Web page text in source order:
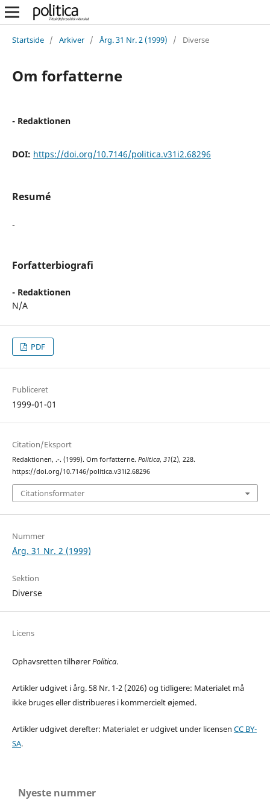
Startside / Arkiver / Årg. 31 Nr. 2 (1999) / Diverse
Om forfatterne
- Redaktionen
DOI: https://doi.org/10.7146/politica.v31i2.68296
Resumé
-
Forfatterbiografi
- Redaktionen
N/A
PDF
Publiceret
1999-01-01
Citation/Eksport
Redaktionen, .-. (1999). Om forfatterne. Politica, 31(2), 228.
https://doi.org/10.7146/politica.v31i2.68296
Citationsformater
Nummer
Årg. 31 Nr. 2 (1999)
Sektion
Diverse
Licens
Ophavsretten tilhørerPolitica.
Artikler udgivet i årg. 58 Nr. 1-2 (2026) og tidligere: Materialet må
ikke bruges eller distribueres i kommercielt øjemed.
Artikler udgivet derefter: Materialet er udgivet under licensen CC BY-
SA.
Nyeste nummer